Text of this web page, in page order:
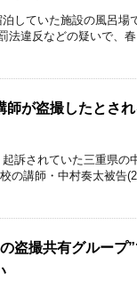
していた施設の風呂場
法違反などの疑いで、
が盗撮したとさ
訴されていた三重県の
講師・中村奏太被告
盗撮共有グループ